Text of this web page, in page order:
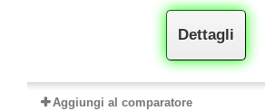
Dettagli
Aggiungi al comparatore